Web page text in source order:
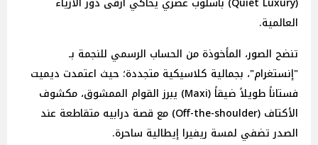
العالمية.
تنضح الصور، المأخوذة من الحساب الرسمي للنجمة بـ
"إنستغرام"، بجمالية كلاسيكية متجددة؛ حيث اعتمدت ديميت
فستاناً طويلاً ضيقاً (Maxi) يبرز القوام الممشوق، مكشوف
الأكتاف (Off-the-shoulder) مع قصة درابيه متقاطعة عند
الصدر تضفي لمسة ريفيرا إيطالية ساحرة.